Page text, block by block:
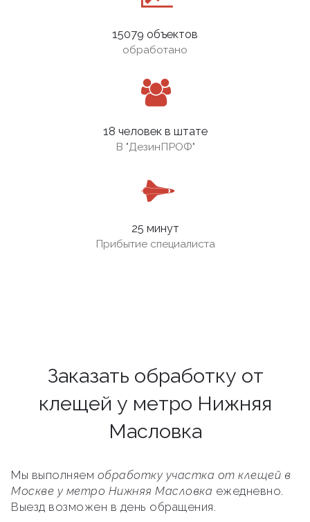
15079 объектов
обработано
18 человек в штате
В "ДезинПРОФ"
25 минут
Прибытие специалиста
Заказать обработку от
клещей у метро Нижняя
Масловка
Мы выполняем обработку участка от клещей в
Москве у метро Нижняя Масловка ежедневно.
Выезд возможен в день обращения.